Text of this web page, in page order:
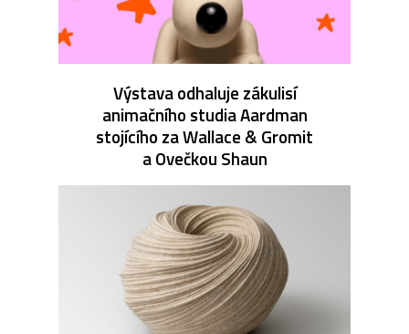
Výstava odhaluje zákulisí
animačního studia Aardman
stojícího za Wallace & Gromit
a Ovečkou Shaun